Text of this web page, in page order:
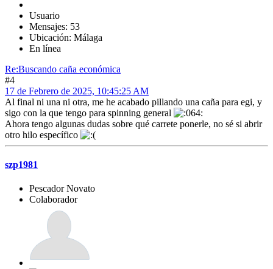
Usuario
Mensajes: 53
Ubicación: Málaga
En línea
Re:Buscando caña económica
#4
17 de Febrero de 2025, 10:45:25 AM
Al final ni una ni otra, me he acabado pillando una caña para egi, y
sigo con la que tengo para spinning general
Ahora tengo algunas dudas sobre qué carrete ponerle, no sé si abrir
otro hilo específico
szp1981
Pescador Novato
Colaborador